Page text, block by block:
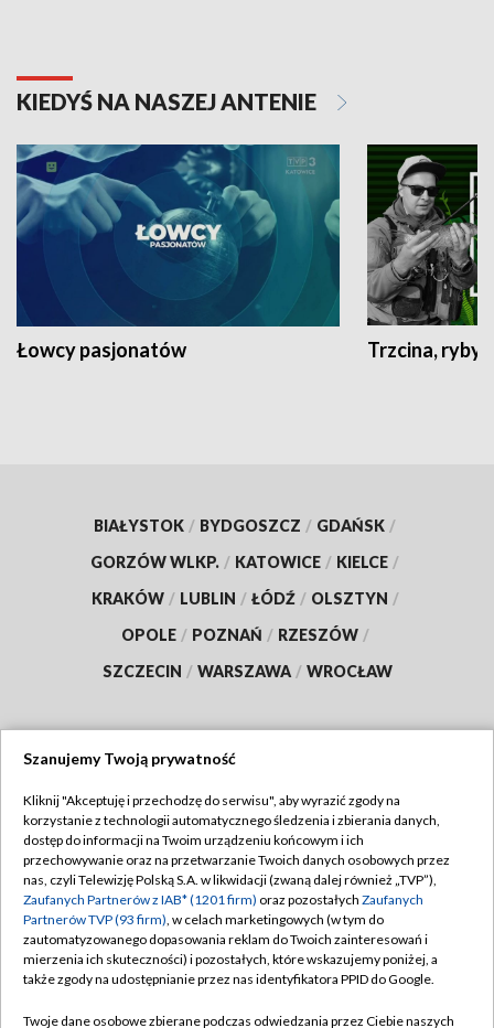
KIEDYŚ NA NASZEJ ANTENIE
Łowcy pasjonatów Trzcina, ryby
BIAŁYSTOK / BYDGOSZCZ / GDAŃSK /
GORZÓW WLKP. / KATOWICE / KIELCE /
KRAKÓW / LUBLIN / ŁÓDŹ / OLSZTYN /
OPOLE / POZNAŃ / RZESZÓW /
SZCZECIN / WARSZAWA / WROCŁAW
TVP
Abonament TVP
Emisja w TVP
Centrum informacji TVP
Naziemna Telewizja Cyfrowa
Regulamin TVP
Polityka prywatności
Moje zgody
Pomoc
Szanujemy Twoją prywatność
Kliknij "Akceptuję i przechodzę do serwisu", aby wyrazić zgody na
korzystanie z technologii automatycznego śledzenia i zbierania danych,
dostęp do informacji na Twoim urządzeniu końcowym i ich
przechowywanie oraz na przetwarzanie Twoich danych osobowych przez
nas, czyli Telewizję Polską S.A. w likwidacji (zwaną dalej również „TVP”),
Zaufanych Partnerów z IAB* (1201 firm) oraz pozostałych Zaufanych
Partnerów TVP (93 firm), w celach marketingowych (w tym do
zautomatyzowanego dopasowania reklam do Twoich zainteresowań i
mierzenia ich skuteczności) i pozostałych, które wskazujemy poniżej, a
także zgody na udostępnianie przez nas identyfikatora PPID do Google.
Twoje dane osobowe zbierane podczas odwiedzania przez Ciebie naszych